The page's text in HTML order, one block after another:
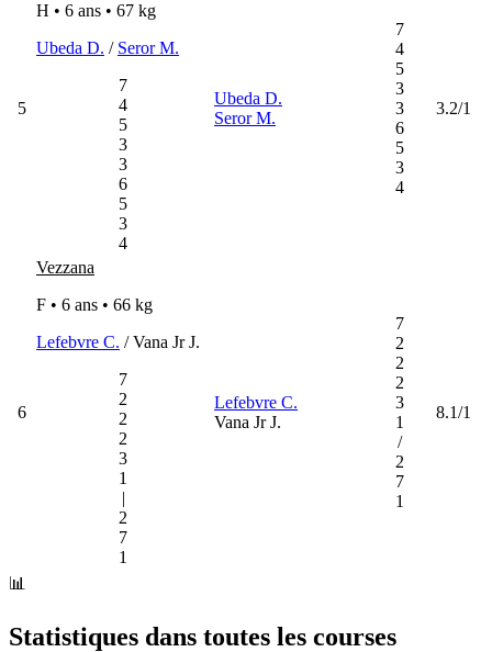
5
H • 6 ans • 67 kg
Ubeda D. / Seror M.
7
4
5
3
3
6
5
3
4
Ubeda D.
Seror M.
7
4
5
3
3
6
5
3
4
3.2/1
6
Vezzana
F • 6 ans • 66 kg
Lefebvre C. / Vana Jr J.
7
2
2
2
3
1
|
2
7
1
Lefebvre C.
Vana Jr J.
7
2
2
2
3
1
/
2
7
1
8.1/1
📊
Statistiques dans toutes les courses